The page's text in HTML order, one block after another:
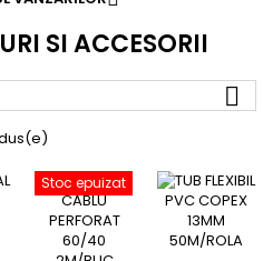
SI ACCESORII

Stoc epuizat